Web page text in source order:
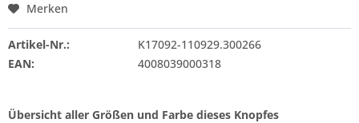
Merken
Artikel-Nr.:
K17092-110929.300266
EAN:
4008039000318
Übersicht aller Größen und Farbe dieses Knopfes